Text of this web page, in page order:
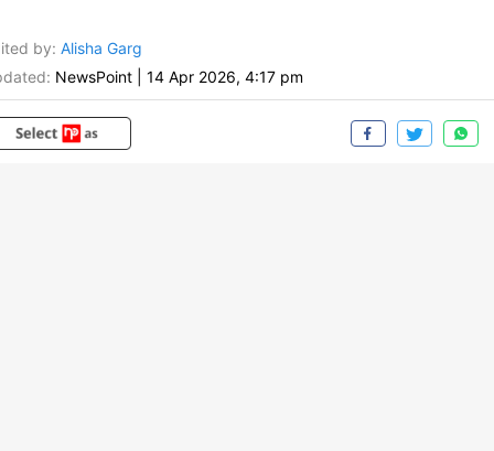
by: Alisha Garg
NewsPoint 14 Apr 2026, 4:17 pm